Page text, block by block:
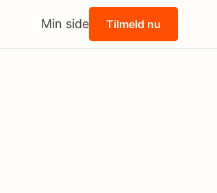
Min side Tilmeld nu